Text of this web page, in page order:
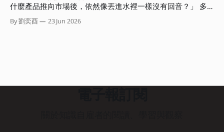
很有意思。
專業影響力的大魔王。 這期電子報我想與你聊聊，如何利用
商業上的「最小可行產品」（Minimum Viable Product，
什麼產品推向市場後，依然像丟進水裡一樣沒有回音？」 多
數人遇到這種困境，直覺會怪罪執行力不足或計畫不夠完美。
但有沒有可能我們從一開始，就精準地朝著錯誤的方向狂奔？
無法解決問題，反而容易引發「群體思維」與高階主管個人偏
By 劉奕酉 23 Jun 2026